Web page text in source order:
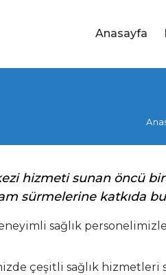
Anasayfa
hizmeti sunan öncü
sürmelerine katkıda
sağlık
çeşitli sağlık hizmetleri